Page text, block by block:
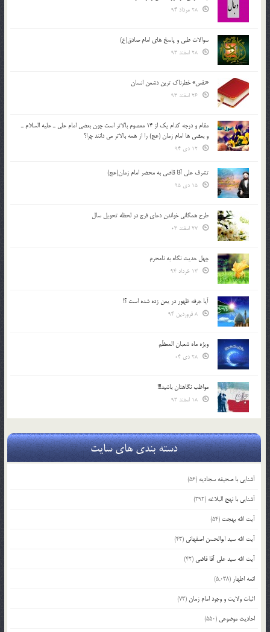
سوالات طبی و پاسخ های امام صادق(ع)
«نفس» خطرناک ترین دشمن انسان
مقام و درجه كدام يك از 14 معصوم بالاتر است چون بعضي امام علي ـ عليه السلام ـ
و بعضي ها امام زمان (عج) را از همه بالاتر مي دانند چرا؟
تشرف علي آقا قاضي به محضر امام زمان(عج)
طرح همگانی خواندن دعای فرج در لحظه تحویل سال
چهل حدیث نگاه به نامحرم
آیا جرقه ظهور در یمن زده شده است ؟!
ویژه ماه شعبان المعظّم
مواظب نگاهتان باشید!!!
دسته بندی های سایت
آشنایی با صحیفه سجادیه (56)
آشنایی با نهج البلاغه (392)
آیت الله بهجت (54)
آیت الله سید ابوالحسن اصفهانی (43)
آیت الله سید علی آقا قاضی (42)
ائمه اطهار (5,038)
اثبات ولایت و وجود امام زمان(73)
احادیث موضوعی (550)